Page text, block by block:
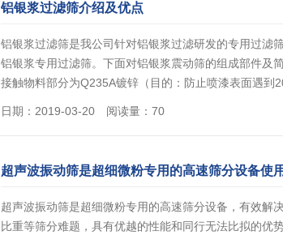
铝银浆过滤筛介绍及优点
铝银浆过滤筛是我公司针对铝银浆过滤研发的专用过滤
铝银浆专用过滤筛。下面对铝银浆震动筛的组成部件及
接触物料部分为Q235A镀锌（目的：防止喷漆表面遇
日期：2019-03-20 阅读量：70
超声波振动筛是超细微粉专用的高速筛分设备使
超声波振动筛是超细微粉专用的高速筛分设备，有效解
比重等筛分难题，具有优越的性能和同行无法比拟的优